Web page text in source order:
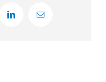
LinkedInEmail